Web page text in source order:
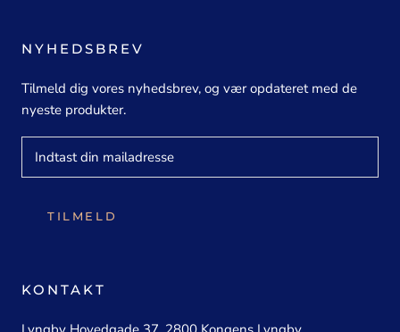
NYHEDSBREV
Tilmeld dig vores nyhedsbrev, og vær opdateret med de
nyeste produkter.
TILMELD
KONTAKT